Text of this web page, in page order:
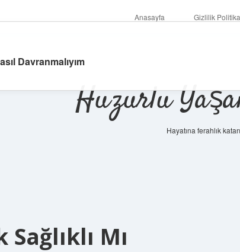
Anasayfa Gizlilik
Huzurlu
Hayatına ferahlık
Mı
Davranmalıyım